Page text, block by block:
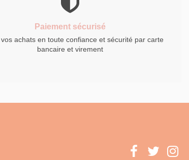
Paiement sécurisé
achats en toute confiance et sécurité par carte
bancaire et virement